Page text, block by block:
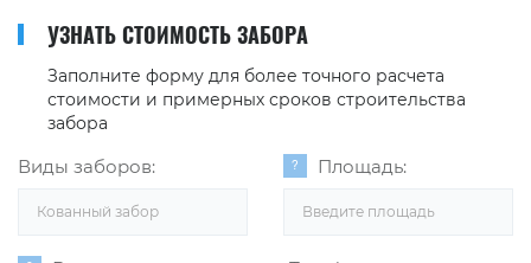
УЗНАТЬ СТОИМОСТЬ ЗАБОРА
Заполните форму для более точного расчета
стоимости и примерных сроков строительства
забора
Виды заборов:
Кованный забор
Площадь: